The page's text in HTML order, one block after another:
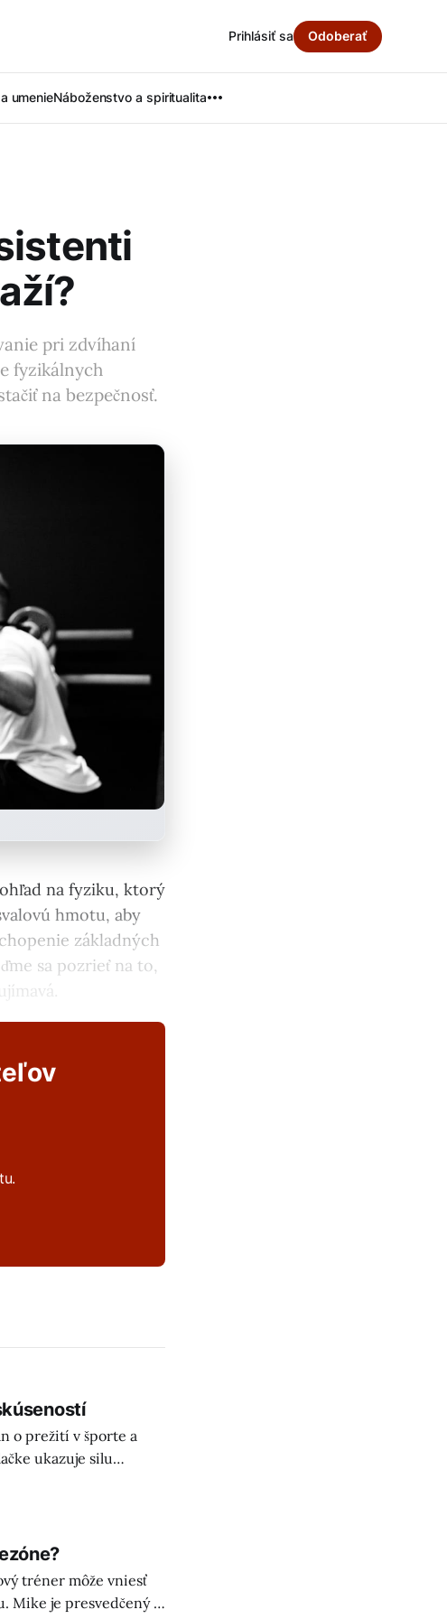
umenieNáboženstvo a spiritualita
Prihlásiť sa Odoberať
pri zdvíhaní
fyzikálnych
na bezpečnosť.
na fyziku, ktorý
hmotu, aby
základných
sa pozrieť na to,
o prežití v športe a
ukazuje silu
tréner môže vniesť
Mike je presvedčený o